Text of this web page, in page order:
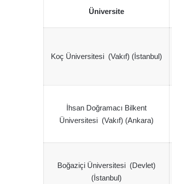
Üniversite
Koç Üniversitesi (Vakıf) (İstanbul)
İhsan Doğramacı Bilkent
Üniversitesi (Vakıf) (Ankara)
Boğaziçi Üniversitesi (Devlet)
(İstanbul)